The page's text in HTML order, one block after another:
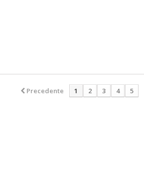
Precedente 1 2 3 4 5